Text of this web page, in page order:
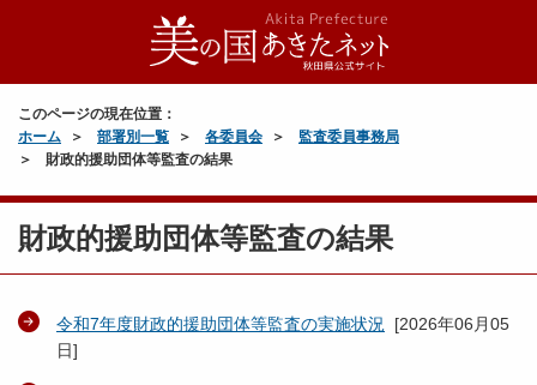
このページの現在位置：
ホーム
部署別一覧 各委員会
監査委員事務局
財政的援助団体等監査の結果
財政的援助団体等監査の結果
令和7年度財政的援助団体等監査の実施状況 [2026年06月05
日]